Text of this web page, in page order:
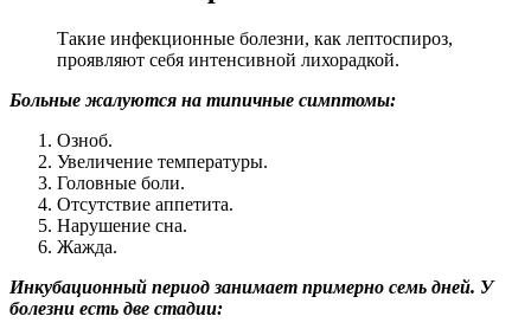
Такие инфекционные болезни, как лептоспироз,
проявляют себя интенсивной лихорадкой.
Больные жалуются на типичные симптомы:
Озноб.
Увеличение температуры.
Головные боли.
Отсутствие аппетита.
Нарушение сна.
Жажда.
Инкубационный период занимает примерно семь дней. У
болезни есть две стадии: